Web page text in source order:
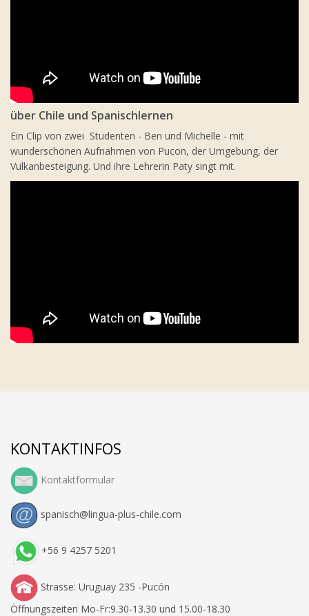
über Chile und Spanischlernen
Ein Clip von zwei Studenten - Ben und Michelle - mit
wunderschönen Aufnahmen von Pucon, der Umgebung, der
Vulkanbesteigung. Und ihre Lehrerin Paty singt mit.
KONTAKTINFOS
Kontaktformular
spanisch@lingua-plus-chile.com
+56 9 4257 5201
Strasse: Uruguay 235 -Pucón
Öffnungszeiten Mo-Fr:9.30-13.30 und 15.00-18.30